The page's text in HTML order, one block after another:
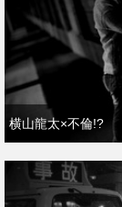
横山龍太×不倫!?